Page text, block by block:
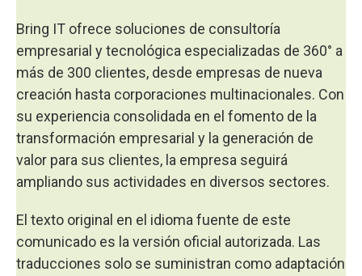
Bring IT ofrece soluciones de consultoría
empresarial y tecnológica especializadas de 360° a
más de 300 clientes, desde empresas de nueva
creación hasta corporaciones multinacionales. Con
su experiencia consolidada en el fomento de la
transformación empresarial y la generación de
valor para sus clientes, la empresa seguirá
ampliando sus actividades en diversos sectores.
El texto original en el idioma fuente de este
comunicado es la versión oficial autorizada. Las
traducciones solo se suministran como adaptación